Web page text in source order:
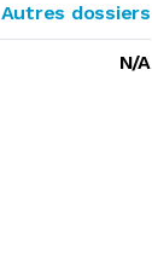
Autres dossiers
N/A